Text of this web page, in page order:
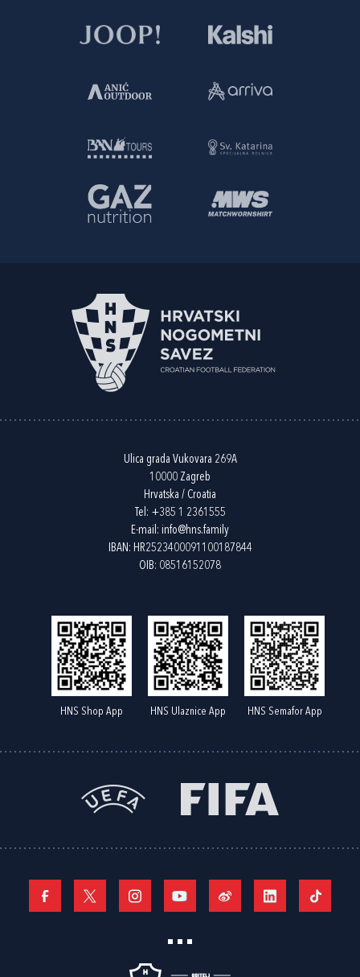
Ulica grada Vukovara 269A
10000 Zagreb
Hrvatska / Croatia
Tel: +385 1 2361555
E-mail: info@hns.family
IBAN: HR2523400091100187844
OIB: 08516152078
HNS Shop App HNS Ulaznice App HNS Semafor App